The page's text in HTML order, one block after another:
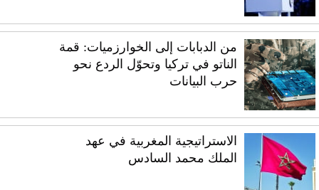
من الدبابات إلى الخوارزميات: قمة
الناتو في تركيا وتحوّل الردع نحو
حرب البيانات
الاستراتيجية المغربية في عهد
الملك محمد السادس